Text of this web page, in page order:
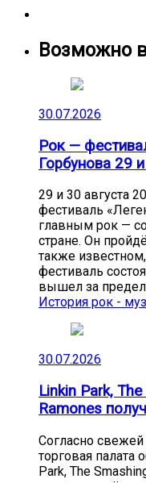
Возможно
30.07.2026
Рок —
Горбунова 29
29 и 30 августа
фестиваль
главным рок —
стране. Он
также
фестиваль
вышел за
История рок -
30.07.2026
Linkin Park,
Ramones
Согласно
торговая палата
Park, The